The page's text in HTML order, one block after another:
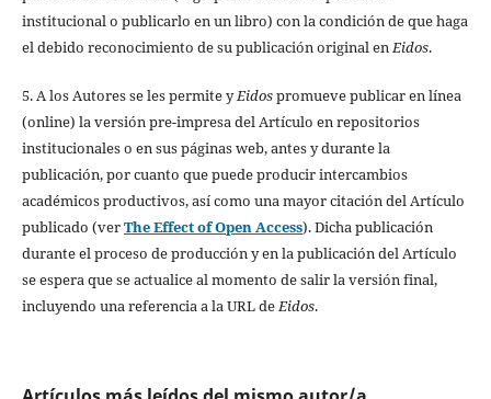
institucional o publicarlo en un libro) con la condición de que haga
el debido reconocimiento de su publicación original enEidos.
5. A los Autores se les permite yEidospromueve publicar en línea
(online) la versión pre-impresa del Artículo en repositorios
institucionales o en sus páginas web, antes y durante la
publicación, por cuanto que puede producir intercambios
académicos productivos, así como una mayor citación del Artículo
publicado (verThe Effect of Open Access). Dicha publicación
durante el proceso de producción y en la publicación del Artículo
se espera que se actualice al momento de salir la versión final,
incluyendo una referencia a la URL deEidos.